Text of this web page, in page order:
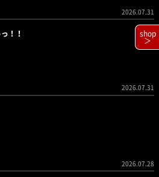
2026.07.31
！！
2026.07.31
2026.07.28
shop
＞